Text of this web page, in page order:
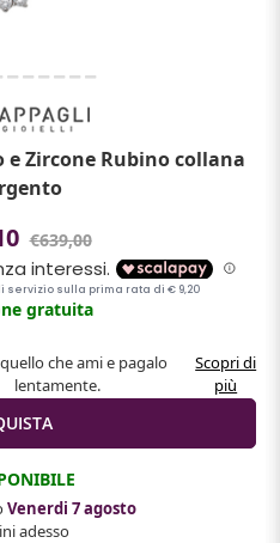
Zircone Rubino collana
€639,00
gratuita
che ami e pagalo
lentamente.
Scopri di
più
Venerdi 7 agosto
adesso